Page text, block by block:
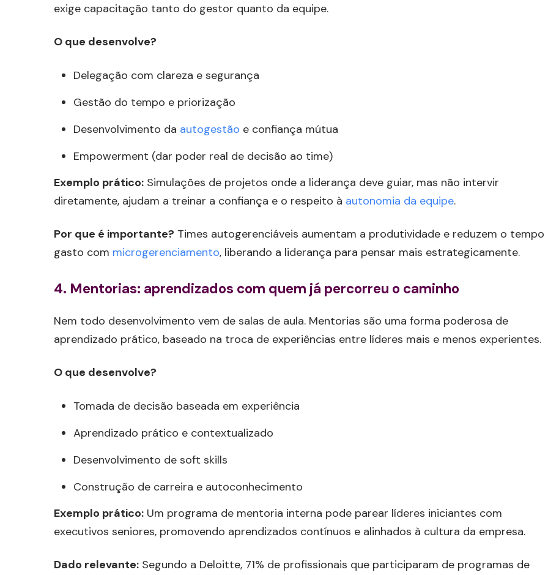
exige capacitação tanto do gestor quanto da equipe.
O que desenvolve?
Delegação com clareza e segurança
Gestão do tempo e priorização
Desenvolvimento da autogestão e confiança mútua
Empowerment (dar poder real de decisão ao time)
Exemplo prático: Simulações de projetos onde a liderança deve guiar, mas não intervir
diretamente, ajudam a treinar a confiança e o respeito à autonomia da equipe.
Por que é importante? Times autogerenciáveis aumentam a produtividade e reduzem o tempo
gasto com microgerenciamento, liberando a liderança para pensar mais estrategicamente.
4. Mentorias: aprendizados com quem já percorreu o caminho
Nem todo desenvolvimento vem de salas de aula. Mentorias são uma forma poderosa de
aprendizado prático, baseado na troca de experiências entre líderes mais e menos experientes.
O que desenvolve?
Tomada de decisão baseada em experiência
Aprendizado prático e contextualizado
Desenvolvimento de soft skills
Construção de carreira e autoconhecimento
Exemplo prático: Um programa de mentoria interna pode parear líderes iniciantes com
executivos seniores, promovendo aprendizados contínuos e alinhados à cultura da empresa.
Dado relevante: Segundo a Deloitte, 71% de profissionais que participaram de programas de